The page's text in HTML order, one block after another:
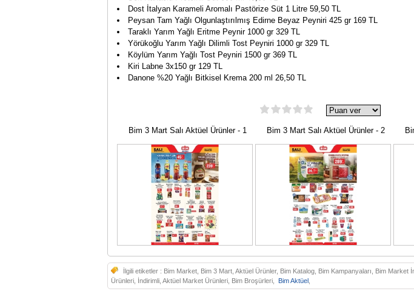
Dost İtalyan Karameli Aromalı Pastörize Süt 1 Litre 59,50 TL
Peysan Tam Yağlı Olgunlaştırılmış Edirne Beyaz Peyniri 425 gr 169 TL
Taraklı Yarım Yağlı Eritme Peynir 1000 gr 329 TL
Yörükoğlu Yarım Yağlı Dilimli Tost Peyniri 1000 gr 329 TL
Köylüm Yarım Yağlı Tost Peyniri 1500 gr 369 TL
Kiri Labne 3x150 gr 129 TL
Danone %20 Yağlı Bitkisel Krema 200 ml 26,50 TL
Bim 3 Mart Salı Aktüel Ürünler - 1 Bim 3 Mart Salı Aktüel Ürünler - 2
İlgili etiketler : Bim Market, Bim 3 Mart, Aktüel Ürünler, Bim Katalog, Bim Kampanyaları, Bim Market
Ürünleri, İndirimli, Aktüel Market Ürünleri, Bim Broşürleri,
Bim Aktüel